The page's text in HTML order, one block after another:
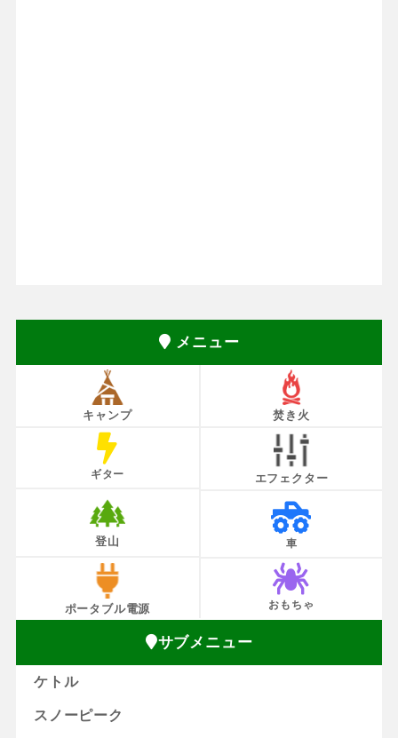
メニュー
キャンプ 焚き火
ギター エフェクター
登山 車
ポータブル電源 おもちゃ
サブメニュー
ケトル
スノーピーク